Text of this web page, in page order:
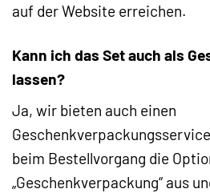
auf der Website erreichen.
Kann ich das Set auch als
lassen?
Ja, wir bieten auch einen
beim Bestellvorgang die
„Geschenkverpackung“ aus